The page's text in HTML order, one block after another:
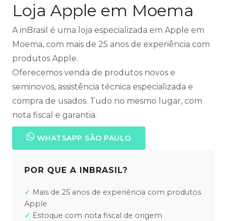
Loja Apple em Moema
A inBrasil é uma loja especializada em Apple em
Moema, com mais de 25 anos de experiência com
produtos Apple.
Oferecemos venda de produtos novos e
seminovos, assistência técnica especializada e
compra de usados. Tudo no mesmo lugar, com
nota fiscal e garantia.
WHATSAPP SÃO PAULO
POR QUE A INBRASIL?
Mais de 25 anos de experiência com produtos
Apple
Estoque com nota fiscal de origem